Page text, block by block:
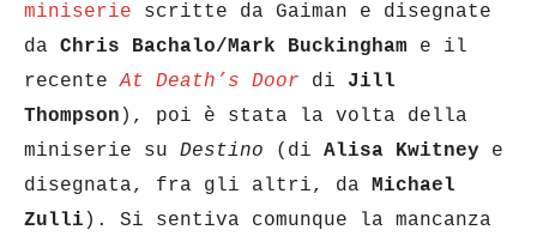
miniserie scritte da Gaiman e disegnate
da Chris Bachalo/Mark Buckingham e il
recenteAt Death’s Door di Jill
Thompson ), poi è stata la volta della
miniserie su Destino (di Alisa Kwitney e
disegnata, fra gli altri, da Michael
Zulli ). Si sentiva comunque la mancanza